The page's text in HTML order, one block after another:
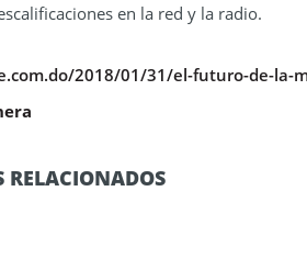
en la red y la radio.
2018/01/31/el-futuro-de-la-
RELACIONADOS